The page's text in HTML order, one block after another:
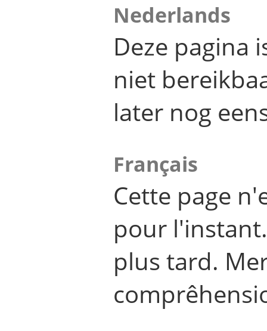
Nederlands
Deze pagina
niet
later nog
Français
Cette page
pour
plus tard.